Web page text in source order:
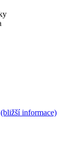
(bližší informace)